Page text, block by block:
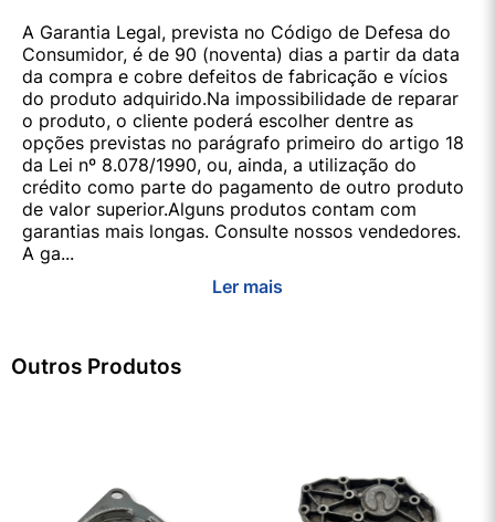
A Garantia Legal, prevista no Código de Defesa do
Consumidor, é de 90 (noventa) dias a partir da data
da compra e cobre defeitos de fabricação e vícios
do produto adquirido.Na impossibilidade de reparar
o produto, o cliente poderá escolher dentre as
opções previstas no parágrafo primeiro do artigo 18
da Lei nº 8.078/1990, ou, ainda, a utilização do
crédito como parte do pagamento de outro produto
de valor superior.Alguns produtos contam com
garantias mais longas. Consulte nossos vendedores.
A ga...
Ler mais
Outros Produtos